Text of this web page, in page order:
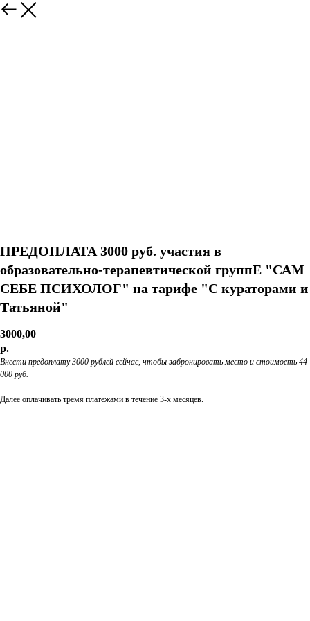
ПРЕДОПЛАТА 3000 руб. участия в
образовательно-терапевтической группЕ "САМ
СЕБЕ ПСИХОЛОГ" на тарифе "С кураторами и
Татьяной"
3000,00
р.
Внести предоплату 3000 рублей сейчас, чтобы забронировать место и стоимость 44
000 руб.
Далее оплачивать тремя платежами в течение 3-х месяцев.